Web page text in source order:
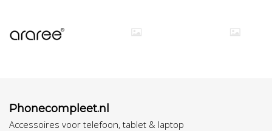
Phonecompleet.nl
Accessoires voor telefoon, tablet & laptop